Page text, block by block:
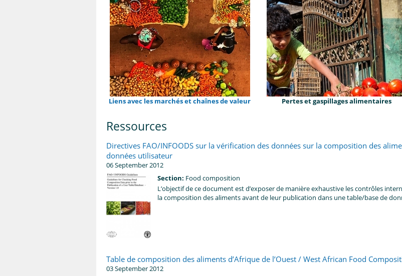
Liens avec les marchés et chaînes de valeur Pertes et gaspillages alimentaires
Ressources
Directives FAO/INFOODS sur la vérification des données sur la composition des
données utilisateur
06 September 2012
Section: Food composition
L’objectif de ce document est d’exposer de manière exhaustive les contrôles
la composition des aliments avant de leur publication dans une table/base de
Table de composition des aliments d’Afrique de l’Ouest / West African Food
03 September 2012